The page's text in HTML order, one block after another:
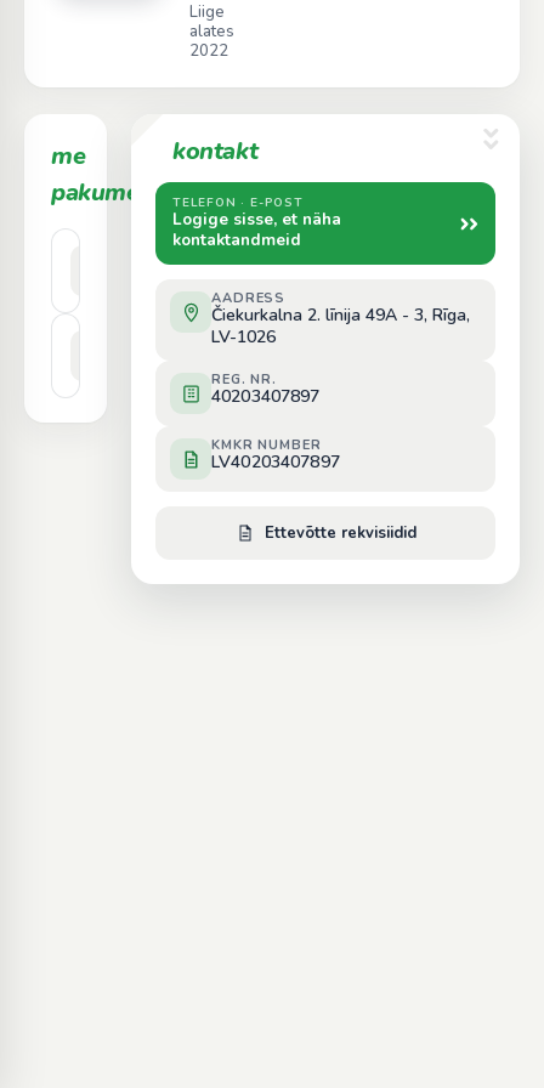
Liige
alates
2022
me
pakume
Kokskaidu
Hind päringu alusel
Kokskaidu
kontakt
TELEFON · E-POST
Logige sisse, et näha
kontaktandmeid
AADRESS
Čiekurkalna 2. līnija 49A - 3, Rīga,
LV-1026
REG. NR.
40203407897
KMKR NUMBER
LV40203407897
Ettevõtte rekvisiidid